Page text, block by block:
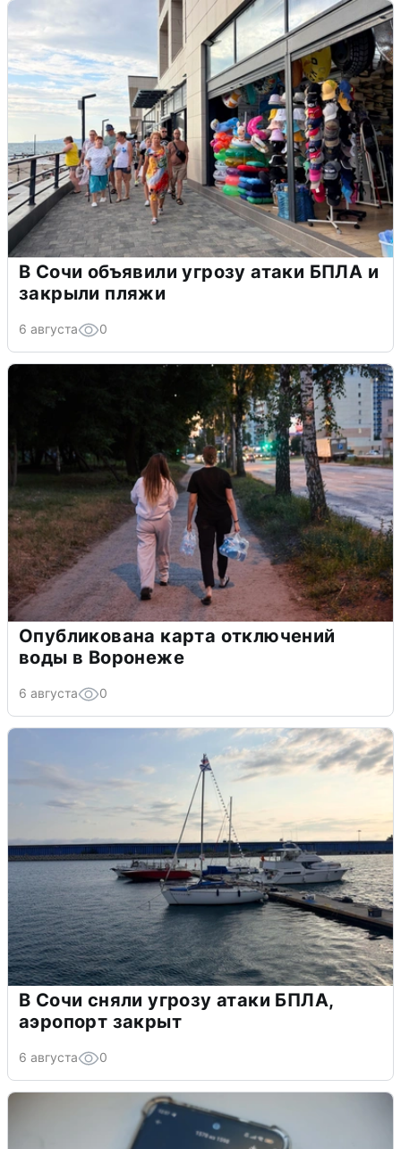
В Сочи объявили угрозу атаки БПЛА и
закрыли пляжи
6 августа 0
Опубликована карта отключений
воды в Воронеже
6 августа 0
В Сочи сняли угрозу атаки БПЛА,
аэропорт закрыт
6 августа 0